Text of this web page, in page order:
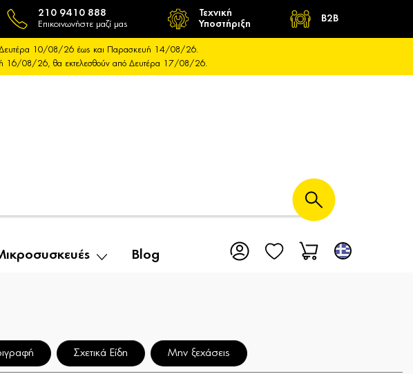
210 9410 888
Επικοινωνήστε μαζί μας
Τεχνική
Υποστήριξη
B2B
Δευτέρα 10/08/26 έως και Παρασκευή 14/08/26.
16/08/26, θα εκτελεσθούν από Δευτέρα 17/08/26.
Blog
Σχετικά Είδη Μην ξεχάσεις